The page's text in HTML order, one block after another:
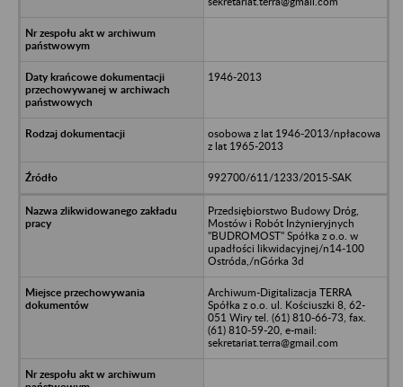
1946-2013
osobowa z lat 1946-2013/npłacowa
z lat 1965-2013
992700/611/1233/2015-SAK
Przedsiębiorstwo Budowy Dróg,
Mostów i Robót Inżynieryjnych
"BUDROMOST" Spółka z o.o. w
upadłości likwidacyjnej/n14-100
Ostróda,/nGórka 3d
Archiwum-Digitalizacja TERRA
Spółka z o.o. ul. Kościuszki 8, 62-
051 Wiry tel. (61) 810-66-73, fax.
(61) 810-59-20, e-mail:
sekretariat.terra@gmail.com